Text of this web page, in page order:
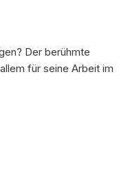
Der berühmte
für seine Arbeit im